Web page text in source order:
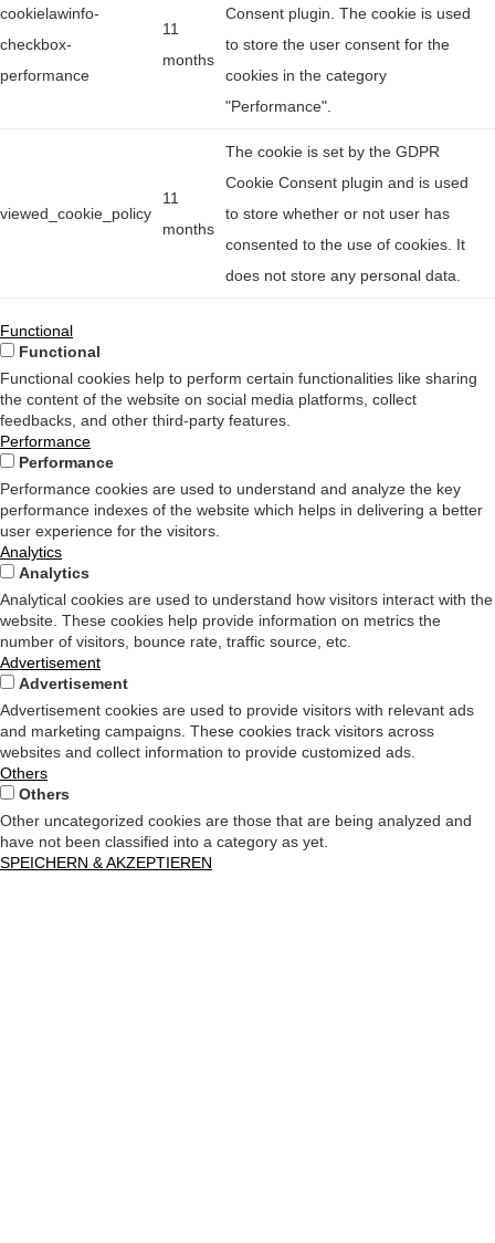
cookielawinfo-
checkbox-
performance
11
months
Consent plugin. The cookie is used
to store the user consent for the
cookies in the category
"Performance".
viewed_cookie_policy
11
months
The cookie is set by the GDPR
Cookie Consent plugin and is used
to store whether or not user has
consented to the use of cookies. It
does not store any personal data.
Functional
Functional
Functional cookies help to perform certain functionalities like sharing
the content of the website on social media platforms, collect
feedbacks, and other third-party features.
Performance
Performance
Performance cookies are used to understand and analyze the key
performance indexes of the website which helps in delivering a better
user experience for the visitors.
Analytics
Analytics
Analytical cookies are used to understand how visitors interact with the
website. These cookies help provide information on metrics the
number of visitors, bounce rate, traffic source, etc.
Advertisement
Advertisement
Advertisement cookies are used to provide visitors with relevant ads
and marketing campaigns. These cookies track visitors across
websites and collect information to provide customized ads.
Others
Others
Other uncategorized cookies are those that are being analyzed and
have not been classified into a category as yet.
SPEICHERN & AKZEPTIEREN